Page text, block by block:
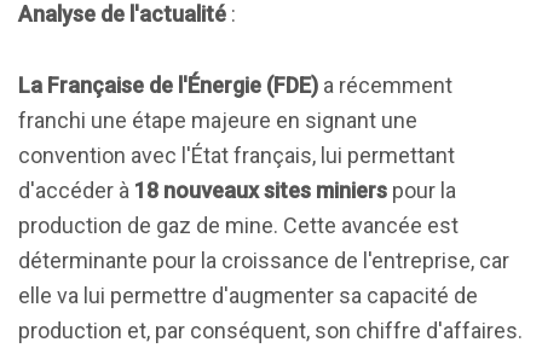
Analyse de l'actualité :
La Française de l'Énergie (FDE) a récemment
franchi une étape majeure en signant une
convention avec l'État français, lui permettant
d'accéder à 18 nouveaux sites miniers pour la
production de gaz de mine. Cette avancée est
déterminante pour la croissance de l'entreprise, car
elle va lui permettre d'augmenter sa capacité de
production et, par conséquent, son chiffre d'affaires.